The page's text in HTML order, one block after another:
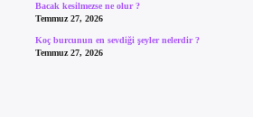
Bacak kesilmezse ne olur ?
Temmuz 27, 2026
Koç burcunun en sevdiği şeyler nelerdir ?
Temmuz 27, 2026